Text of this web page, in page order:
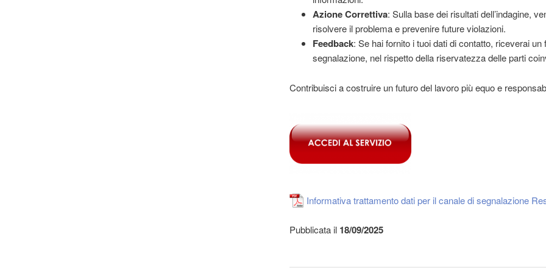
Azione Correttiva: Sulla base dei risultati dell’indagine,
risolvere il problema e prevenire future violazioni.
Feedback: Se hai fornito i tuoi dati di contatto, riceverai un
segnalazione, nel rispetto della riservatezza delle parti
Contribuisci a costruire un futuro del lavoro più equo e
Informativa trattamento dati per il canale di segnalazione
Pubblicata il 18/09/2025